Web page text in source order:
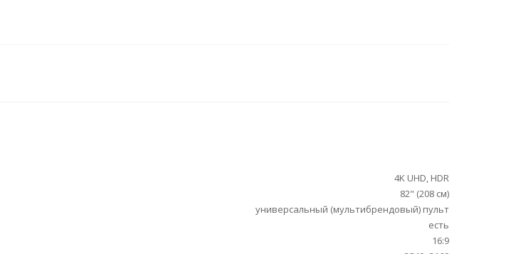
4K UHD, HDR
82" (208 см)
универсальный (мультибрендовый) пульт
есть
16:9